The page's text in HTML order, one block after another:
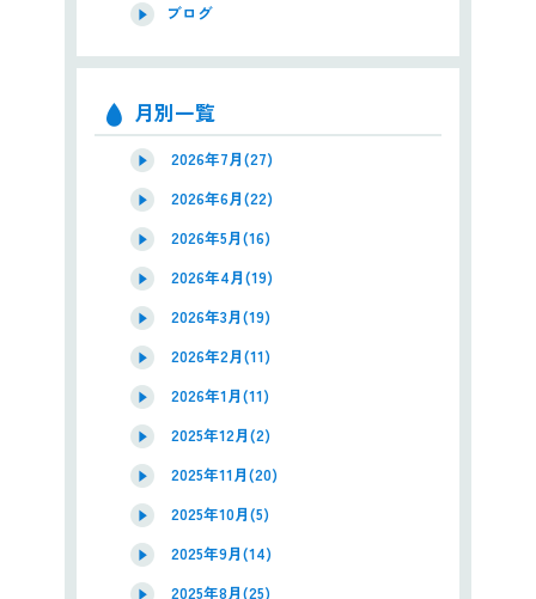
ブログ
月別一覧
2026年7月(27)
2026年6月(22)
2026年5月(16)
2026年4月(19)
2026年3月(19)
2026年2月(11)
2026年1月(11)
2025年12月(2)
2025年11月(20)
2025年10月(5)
2025年9月(14)
2025年8月(25)